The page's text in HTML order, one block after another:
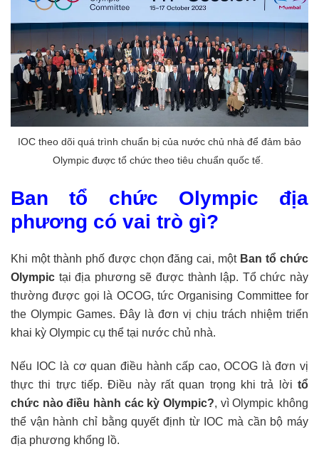
IOC theo dõi quá trình chuẩn bị của nước chủ nhà để đảm bảo
Olympic được tổ chức theo tiêu chuẩn quốc tế.
Ban tổ chức Olympic địa
phương có vai trò gì?
Khi một thành phố được chọn đăng cai, một Ban tổ chức
Olympic tại địa phương sẽ được thành lập. Tổ chức này
thường được gọi là OCOG, tức Organising Committee for
the Olympic Games. Đây là đơn vị chịu trách nhiệm triển
khai kỳ Olympic cụ thể tại nước chủ nhà.
Nếu IOC là cơ quan điều hành cấp cao, OCOG là đơn vị
thực thi trực tiếp. Điều này rất quan trọng khi trả lời tổ
chức nào điều hành các kỳ Olympic?, vì Olympic không
thể vận hành chỉ bằng quyết định từ IOC mà cần bộ máy
địa phương khổng lồ.